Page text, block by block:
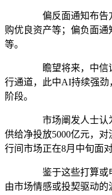
偏反面通知布告
购优良资产等；偏负面
等。
瞻望将来，中信证
行通道，此中AI持续强
阶段。
市场阐发人士认
供给净投放5000亿元，
行间市场正在8月中旬面
鉴于这些打算或
由市场情感或投契驱动